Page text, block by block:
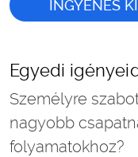
INGYENES
Egyedi
Személyre
nagyobb
folyamatokhoz?